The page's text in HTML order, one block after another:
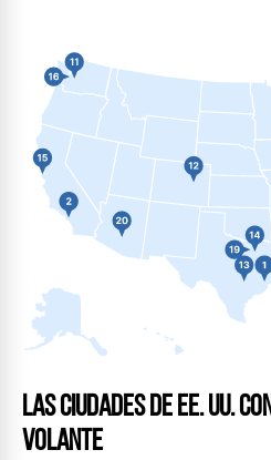
Las ciudades de EE. UU.
volante